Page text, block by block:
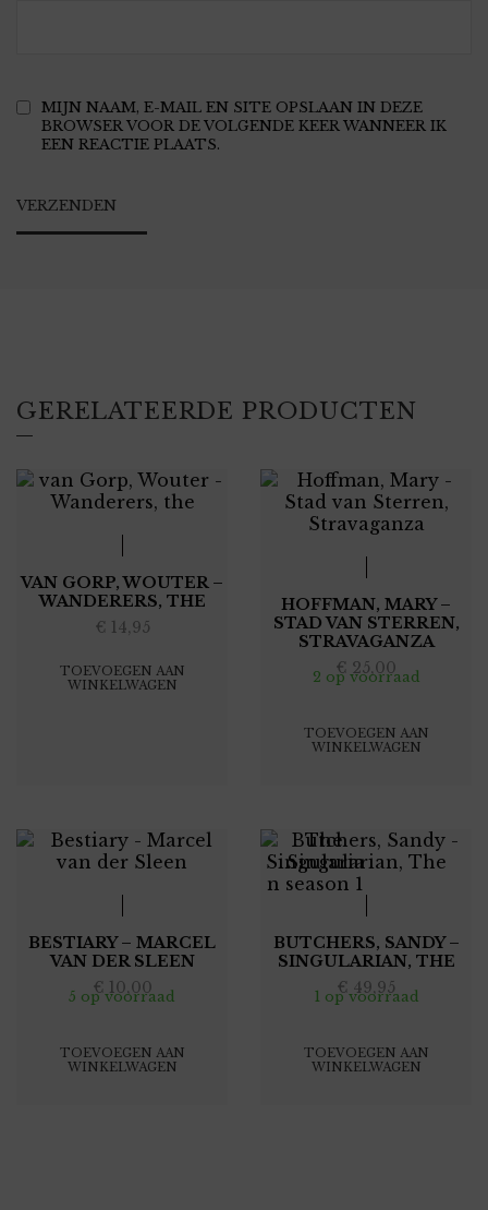
MIJN NAAM, E-MAIL EN SITE OPSLAAN IN DEZE
BROWSER VOOR DE VOLGENDE KEER WANNEER IK
EEN REACTIE PLAATS.
GERELATEERDE PRODUCTEN
VAN GORP, WOUTER –
WANDERERS, THE
€ 14,95
TOEVOEGEN AAN
WINKELWAGEN
HOFFMAN, MARY –
STAD VAN STERREN,
STRAVAGANZA
€ 25,00
2 op voorraad
TOEVOEGEN AAN
WINKELWAGEN
BESTIARY – MARCEL
VAN DER SLEEN
€ 10,00
5 op voorraad
TOEVOEGEN AAN
WINKELWAGEN
BUTCHERS, SANDY –
SINGULARIAN, THE
€ 49,95
1 op voorraad
TOEVOEGEN AAN
WINKELWAGEN